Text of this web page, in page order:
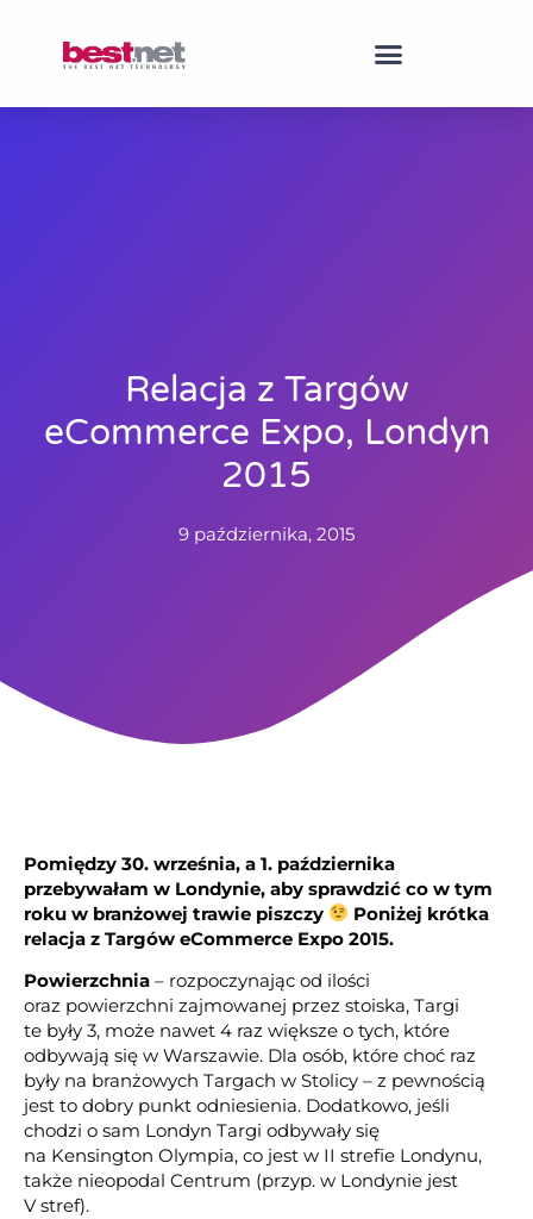
Relacja z Targów
eCommerce Expo, Londyn
2015
9 października, 2015
Pomiędzy 30. września, a 1. października
przebywałam w Londynie, aby sprawdzić co w tym
roku w branżowej trawie piszczy
Poniżej krótka
relacja z Targów eCommerce Expo 2015.
Powierzchnia – rozpoczynając od ilości
oraz powierzchni zajmowanej przez stoiska, Targi
te były 3, może nawet 4 raz większe o tych, które
odbywają się w Warszawie. Dla osób, które choć raz
były na branżowych Targach w Stolicy – z pewnością
jest to dobry punkt odniesienia. Dodatkowo, jeśli
chodzi o sam Londyn Targi odbywały się
na Kensington Olympia, co jest w II strefie Londynu,
także nieopodal Centrum (przyp. w Londynie jest
V stref).